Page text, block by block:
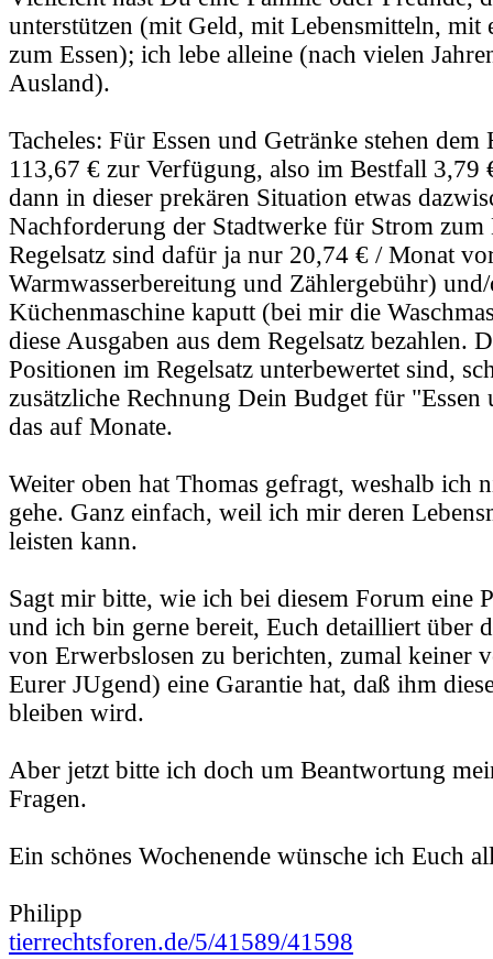
unterstützen (mit Geld, mit Lebensmitteln, mit
zum Essen); ich lebe alleine (nach vielen
Ausland).
Tacheles: Für Essen und Getränke stehen
113,67 € zur Verfügung, also im Bestfall 3,79
dann in dieser prekären Situation etwas
Nachforderung der Stadtwerke für Strom
Regelsatz sind dafür ja nur 20,74 € / Monat
Warmwasserbereitung und Zählergebühr)
Küchenmaschine kaputt (bei mir die
diese Ausgaben aus dem Regelsatz bezahlen.
Positionen im Regelsatz unterbewertet sind,
zusätzliche Rechnung Dein Budget für "Essen
das auf Monate.
Weiter oben hat Thomas gefragt, weshalb ich
gehe. Ganz einfach, weil ich mir deren
leisten kann.
Sagt mir bitte, wie ich bei diesem Forum eine
und ich bin gerne bereit, Euch detailliert über
von Erwerbslosen zu berichten, zumal keiner
Eurer JUgend) eine Garantie hat, daß ihm
bleiben wird.
Aber jetzt bitte ich doch um Beantwortung
Fragen.
Ein schönes Wochenende wünsche ich Euch
Philipp
tierrechtsforen.de/5/41589/41598